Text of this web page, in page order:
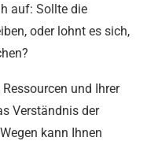
auf: Sollte die
oder lohnt es sich,
und Ihrer
Verständnis der
kann Ihnen